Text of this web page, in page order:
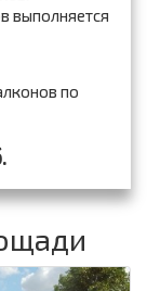
выполняется
по